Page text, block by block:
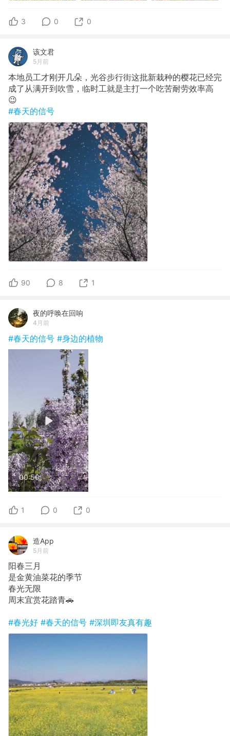
3 0 0
该文君
5月前
本地员工才刚开几朵，光谷步行街这批新栽种的樱花已经完
成了从满开到吹雪，临时工就是主打一个吃苦耐劳效率高
😉
#春天的信号
90 8 1
夜的呼唤在回响
4月前
#春天的信号 #身边的植物
00:50
1 0 0
造App
5月前
阳春三月
是金黄油菜花的季节
春光无限
周末宜赏花踏青🚗
#春光好 #春天的信号 #深圳即友真有趣